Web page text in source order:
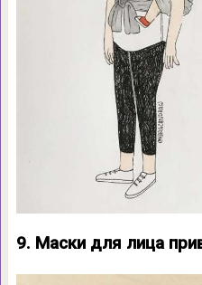
9. Маски для лица